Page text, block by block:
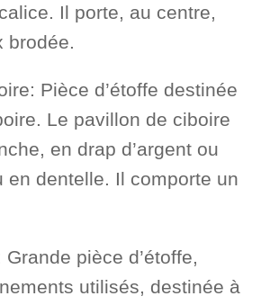
Il porte, au centre,
brodée.
Pièce d’étoffe destinée
Le pavillon de ciboire
en drap d’argent ou
en dentelle. Il comporte un
pièce d’étoffe,
utilisés, destinée à